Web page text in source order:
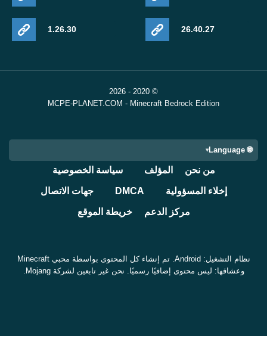
26.40.27
1.26.30
© 2020 - 2026
MCPE-PLANET.COM - Minecraft Bedrock Edition
🌐 Language
من نحن المؤلف سياسة الخصوصية
إخلاء المسؤولية DMCA جهات الاتصال
مركز الدعم خريطة الموقع
نظام التشغيل: Android. تم إنشاء كل المحتوى بواسطة محبي Minecraft
وعشاقها: ليس محتوى إضافيًا رسميًا. نحن غير تابعين لشركة Mojang.